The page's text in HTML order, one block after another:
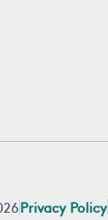
Privacy Policy